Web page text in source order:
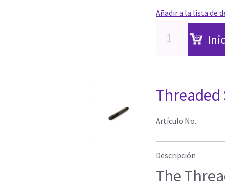
Añadir a la lista de
Threaded
Artículo No.
Descripción
The